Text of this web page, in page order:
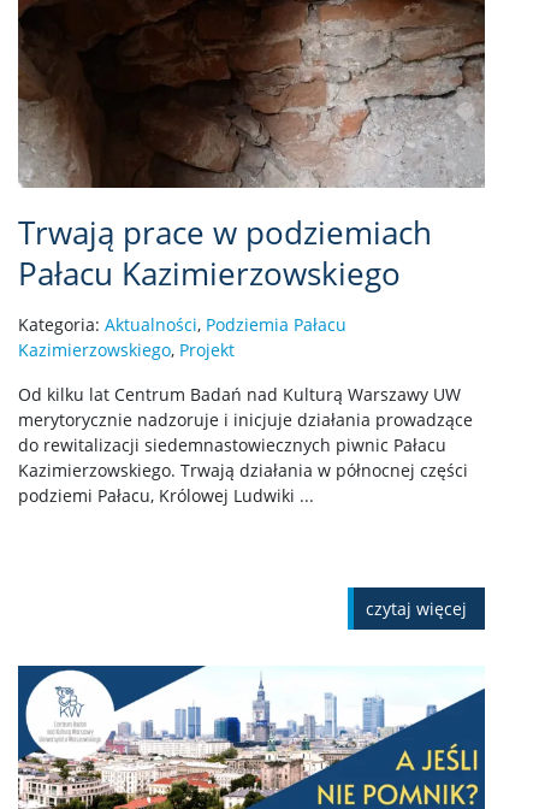
Trwają prace w podziemiach
Pałacu Kazimierzowskiego
Kategoria: Aktualności, Podziemia Pałacu
Kazimierzowskiego, Projekt
Od kilku lat Centrum Badań nad Kulturą Warszawy UW
merytorycznie nadzoruje i inicjuje działania prowadzące
do rewitalizacji siedemnastowiecznych piwnic Pałacu
Kazimierzowskiego. Trwają działania w północnej części
podziemi Pałacu, Królowej Ludwiki ...
czytaj więcej